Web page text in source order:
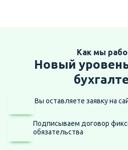
Как мы
Новый
Вы оставляете заявку на
Подписываем договор
обязательства